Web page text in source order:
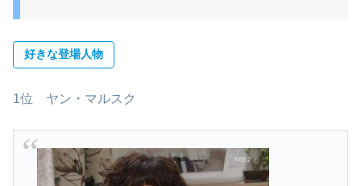
好きな登場人物
1位 ヤン・マルスク